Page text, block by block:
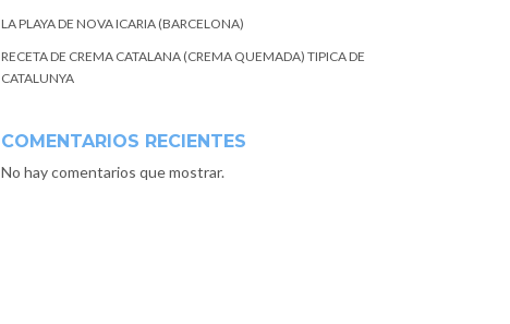
LA PLAYA DE NOVA ICARIA (BARCELONA)
RECETA DE CREMA CATALANA (CREMA QUEMADA) TIPICA DE
CATALUNYA
COMENTARIOS RECIENTES
No hay comentarios que mostrar.